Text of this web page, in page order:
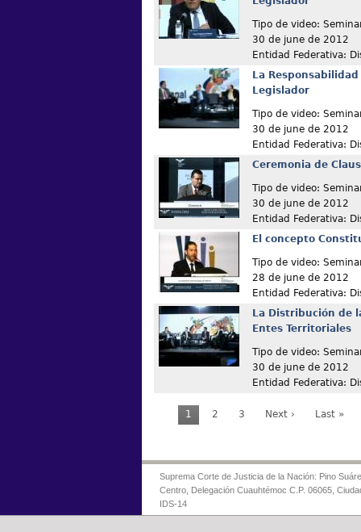
Tipo de video:
30 de june de 2012
Entidad Federativa:
La
Legislador
Tipo de video:
30 de june de 2012
Entidad Federativa:
Ceremonia de
Tipo de video:
30 de june de 2012
Entidad Federativa:
El concepto
Tipo de video:
28 de june de 2012
Entidad Federativa:
La Distribución de
Entes Territoriales
Tipo de video:
30 de june de 2012
Entidad Federativa:
1 2 3 Next › Last »
Suprema Corte de Justicia de la Nación: Pino
Centro, Delegación Cuauhtémoc C.P. 06065,
IDS-14